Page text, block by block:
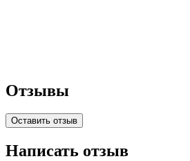
Отзывы
Оставить отзыв
Написать отзыв